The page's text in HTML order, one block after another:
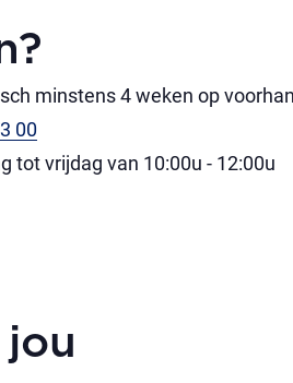
minstens 4 weken op
00
tot vrijdag van 10:00u - 12:00u
jou